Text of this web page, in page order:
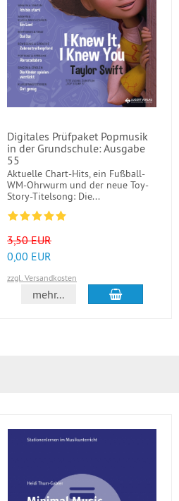
Digitales Prüfpaket Popmusik
in der Grundschule: Ausgabe
55
Aktuelle Chart-Hits, ein Fußball-
WM-Ohrwurm und der neue Toy-
Story-Titelsong: Die...
3,50 EUR
0,00 EUR
zzgl. Versandkosten
mehr... In den